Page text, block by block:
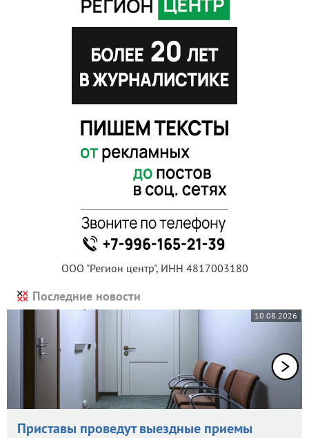
ООО "Регион центр", ИНН 4817003180
Последние новости
10.08.2026
Приставы проведут выездные приемы